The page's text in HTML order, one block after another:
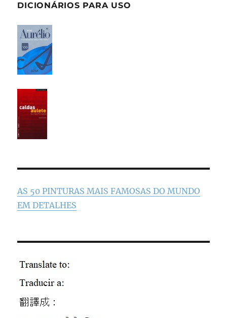
DICIONÁRIOS PARA USO
AS 50 PINTURAS MAIS FAMOSAS DO MUNDO
EM DETALHES